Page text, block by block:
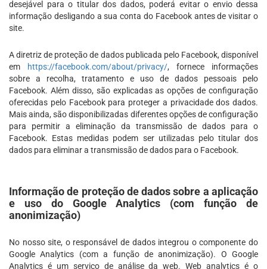
desejável para o titular dos dados, poderá evitar o envio dessa
informação desligando a sua conta do Facebook antes de visitar o
site.
A diretriz de proteção de dados publicada pelo Facebook, disponível
em
https://facebook.com/about/privacy/, fornece informações
sobre a recolha, tratamento e uso de dados pessoais pelo
Facebook. Além disso, são explicadas as opções de configuração
oferecidas pelo Facebook para proteger a privacidade dos dados.
Mais ainda, são disponibilizadas diferentes opções de configuração
para permitir a eliminação da transmissão de dados para o
Facebook. Estas medidas podem ser utilizadas pelo titular dos
dados para eliminar a transmissão de dados para o Facebook.
Informação de proteção de dados sobre a aplicação
e uso do Google Analytics (com função de
anonimização)
No nosso site, o responsável de dados integrou o componente do
Google Analytics (com a função de anonimização). O Google
Analytics é um serviço de análise da web. Web analytics é o